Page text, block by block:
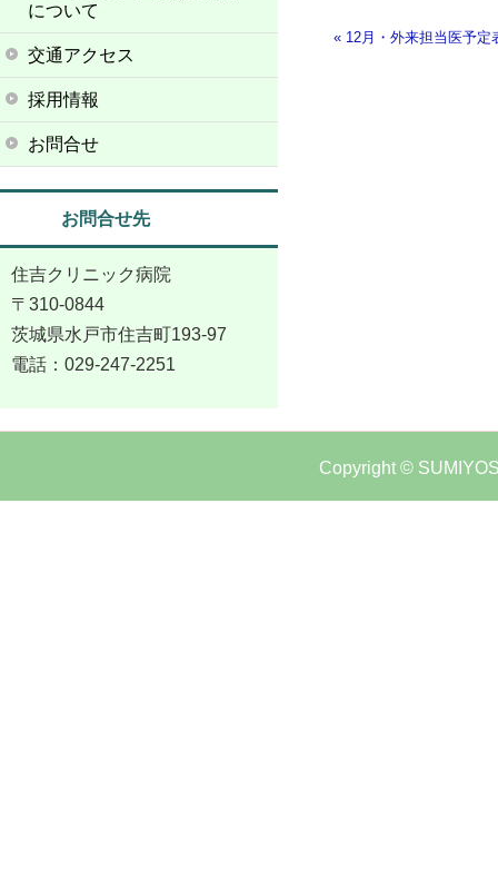
« 12月・外来担当医予
について
交通アクセス
採用情報
お問合せ
お問合せ先
住吉クリニック病院
〒310-0844
茨城県水戸市住吉町193-97
電話：029-247-2251
Copyright ©